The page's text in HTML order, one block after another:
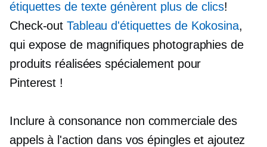
étiquettes de texte génèrent plus de clics!
Check-outTableau d'étiquettes de Kokosina,
qui expose de magnifiques photographies de
produits réalisées spécialement pour
Pinterest !
Inclureà consonance non commercialedes
appels à l'action dans vos épingles et ajoutez